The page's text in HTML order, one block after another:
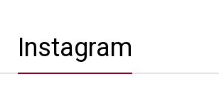
Instagram